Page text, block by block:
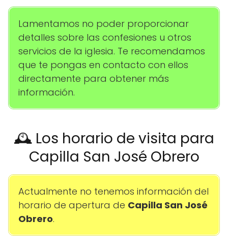
Lamentamos no poder proporcionar
detalles sobre las confesiones u otros
servicios de la iglesia. Te recomendamos
que te pongas en contacto con ellos
directamente para obtener más
información.
🕰️ Los horario de visita para
Capilla San José Obrero
Actualmente no tenemos información del
horario de apertura de Capilla San José
Obrero.